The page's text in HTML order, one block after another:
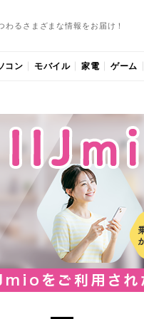
わるさまざまな情報をお届け！
コン モバイル 家電 ゲーム